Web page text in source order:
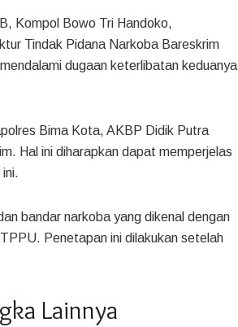
Kompol Bowo Tri Handoko,
Tindak Pidana Narkoba Bareskrim
dugaan keterlibatan keduanya
Bima Kota, AKBP Didik Putra
Hal ini diharapkan dapat memperjelas
bandar narkoba yang dikenal dengan
Penetapan ini dilakukan setelah
Lainnya